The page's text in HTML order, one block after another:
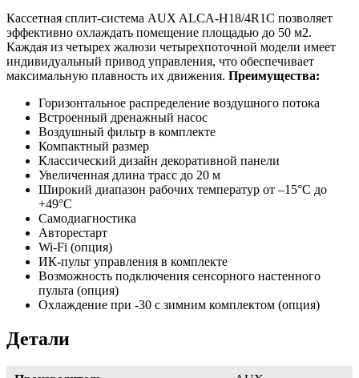
Кассетная сплит-система AUX ALCA-H18/4R1C позволяет
эффективно охлаждать помещение площадью до 50 м2.
Каждая из четырех жалюзи четырехпоточной модели имеет
индивидуальный привод управления, что обеспечивает
максимальную плавность их движения. Преимущества:
Горизонтальное распределение воздушного потока
Встроенный дренажный насос
Воздушный фильтр в комплекте
Компактный размер
Классический дизайн декоративной панели
Увеличенная длина трасс до 20 м
Широкий диапазон рабочих температур от –15°С до
+49°С
Самодиагностика
Авторестарт
Wi-Fi (опция)
ИК-пульт управления в комплекте
Возможность подключения сенсорного настенного
пульта (опция)
Охлаждение при -30 с зимним комплектом (опция)
Детали